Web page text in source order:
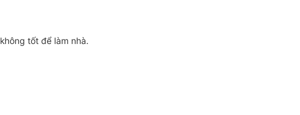
tốt để làm nhà.